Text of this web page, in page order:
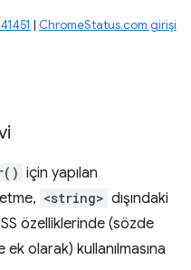
| ChromeStatus.com girişi
için yapılan
<string> dışındaki
özelliklerinde (sözde
olarak) kullanılmasına